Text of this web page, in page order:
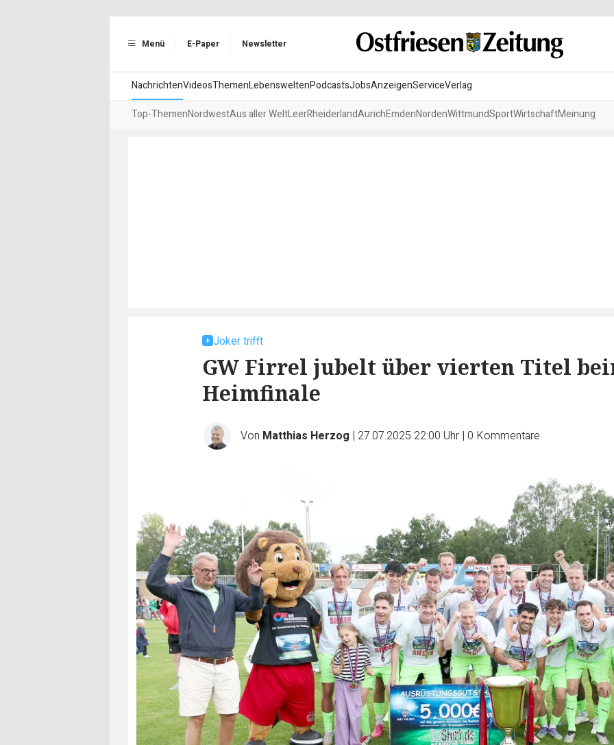
Menü E-Paper Newsletter
NachrichtenVideosThemenLebensweltenPodcastsJobsAnzeigenServiceVerlag
Top-ThemenNordwestAus aller WeltLeerRheiderlandAurichEmdenNordenWittmundSportWirtschaftMeinung
Joker trifft
GW Firrel jubelt über vierten Titel
Heimfinale
Von Matthias Herzog | 27.07.2025 22:00 Uhr | 0 Kommentare